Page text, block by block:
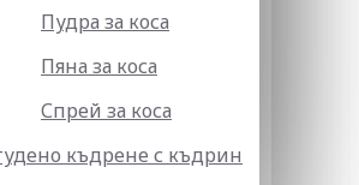
Пудра за коса
Пяна за коса
Спрей за коса
къдрене с къдрин